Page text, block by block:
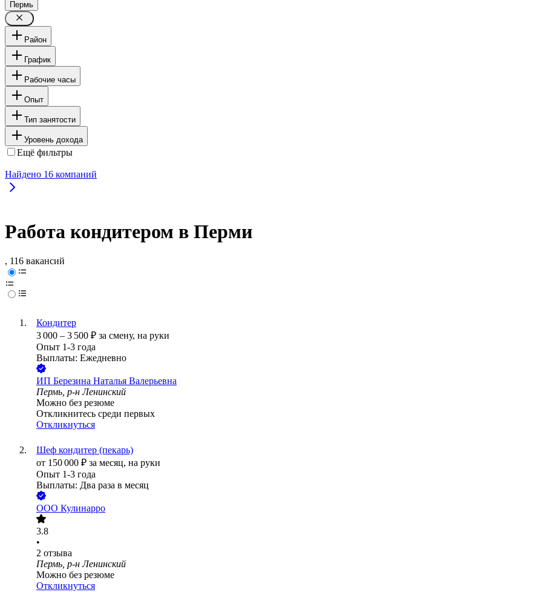
Пермь
Район
График
Рабочие часы
Опыт
Тип занятости
Уровень дохода
Ещё фильтры
Найдено 16 компаний
Работа кондитером в Перми
, 116 вакансий
Кондитер
3 000 – 3 500 ₽ за смену, на руки
Опыт 1-3 года
Выплаты: Ежедневно
ИП Березина Наталья Валерьевна
Пермь, р-н Ленинский
Можно без резюме
Откликнитесь среди первых
Откликнуться
Шеф кондитер (пекарь)
от 150 000 ₽ за месяц, на руки
Опыт 1-3 года
Выплаты: Два раза в месяц
ООО Кулинарро
3.8
•
2 отзыва
Пермь, р-н Ленинский
Можно без резюме
Откликнуться